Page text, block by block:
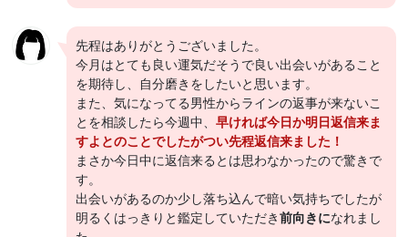
先程はありがとうございました。
今月はとても良い運気だそうで良い出会いがあること
を期待し、自分磨きをしたいと思います。
また、気になってる男性からラインの返事が来ないこ
とを相談したら今週中、早ければ今日か明日返信来ま
すよとのことでしたがつい先程返信来ました！
まさか今日中に返信来るとは思わなかったので驚きで
す。
出会いがあるのか少し落ち込んで暗い気持ちでしたが
明るくはっきりと鑑定していただき前向きになれまし